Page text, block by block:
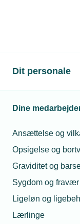
Dit personale
Dine
Ansættelse og
Opsigelse og
Graviditet og
Sygdom og fravær
Ligeløn og
Lærlinge
60-års
Elinstallatør
indehaver af
20. december